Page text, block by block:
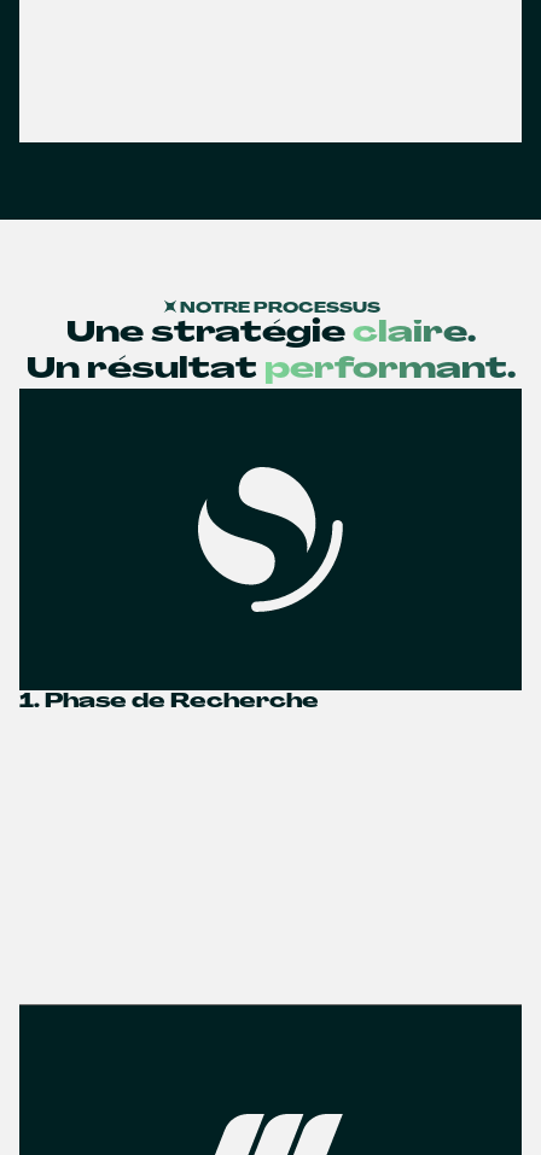
NOTRE PROCESSUS
Une stratégie claire.
Un résultat performant.
1. Phase de Recherche